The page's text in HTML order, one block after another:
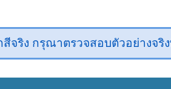
จริง กรุณาตรวจสอบตัวอย่างจ